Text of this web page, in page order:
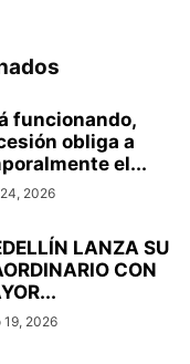
funcionando,
obliga a
el...
2026
LANZA SU
CON
19, 2026